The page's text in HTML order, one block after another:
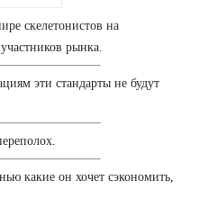
скелетонистов на
рынка.
эти стандарты не будут
какие он хочет сэкономить,